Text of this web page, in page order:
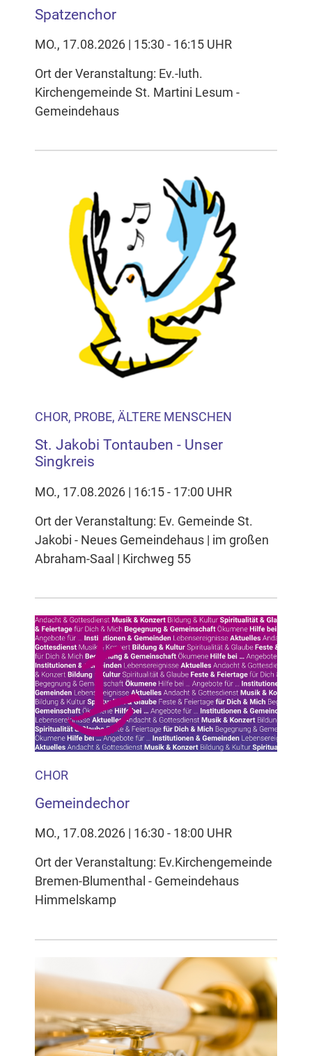
Spatzenchor
MO., 17.08.2026 | 15:30 - 16:15 UHR
Ort der Veranstaltung: Ev.-luth.
Kirchengemeinde St. Martini Lesum -
Gemeindehaus
CHOR, PROBE, ÄLTERE MENSCHEN
St. Jakobi Tontauben - Unser
Singkreis
MO., 17.08.2026 | 16:15 - 17:00 UHR
Ort der Veranstaltung: Ev. Gemeinde St.
Jakobi - Neues Gemeindehaus | im großen
Abraham-Saal | Kirchweg 55
CHOR
Gemeindechor
MO., 17.08.2026 | 16:30 - 18:00 UHR
Ort der Veranstaltung: Ev.Kirchengemeinde
Bremen-Blumenthal - Gemeindehaus
Himmelskamp